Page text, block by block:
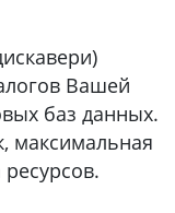
Вашей
баз данных.
максимальная